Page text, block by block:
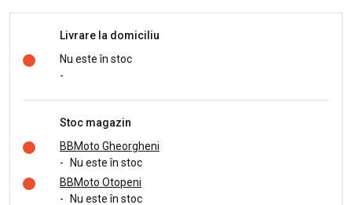
Livrare la domiciliu
Nu este în stoc
-
Stoc magazin
BBMoto Gheorgheni
-
Nu este în stoc
BBMoto Otopeni
-
Nu este în stoc